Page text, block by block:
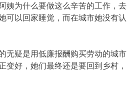
姨为什么要做这么辛苦的工作，去
可以回家睡觉，而在城市她没有认
无疑是用低廉报酬购买劳动的城市
变好，她们最终还是要回到乡村，